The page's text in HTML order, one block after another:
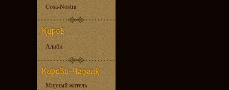
Cosa-Nostra
Алиби
Мирный житель